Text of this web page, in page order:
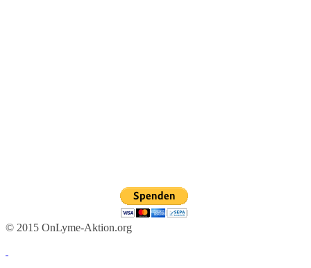
© 2015 OnLyme-Aktion.org